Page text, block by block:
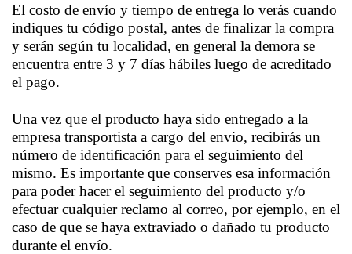
El costo de envío y tiempo de entrega lo verás cuando
indiques tu código postal, antes de finalizar la compra
y serán según tu localidad, en general la demora se
encuentra entre 3 y 7 días hábiles luego de acreditado
el pago.
Una vez que el producto haya sido entregado a la
empresa transportista a cargo del envio, recibirás un
número de identificación para el seguimiento del
mismo. Es importante que conserves esa información
para poder hacer el seguimiento del producto y/o
efectuar cualquier reclamo al correo, por ejemplo, en el
caso de que se haya extraviado o dañado tu producto
durante el envío.